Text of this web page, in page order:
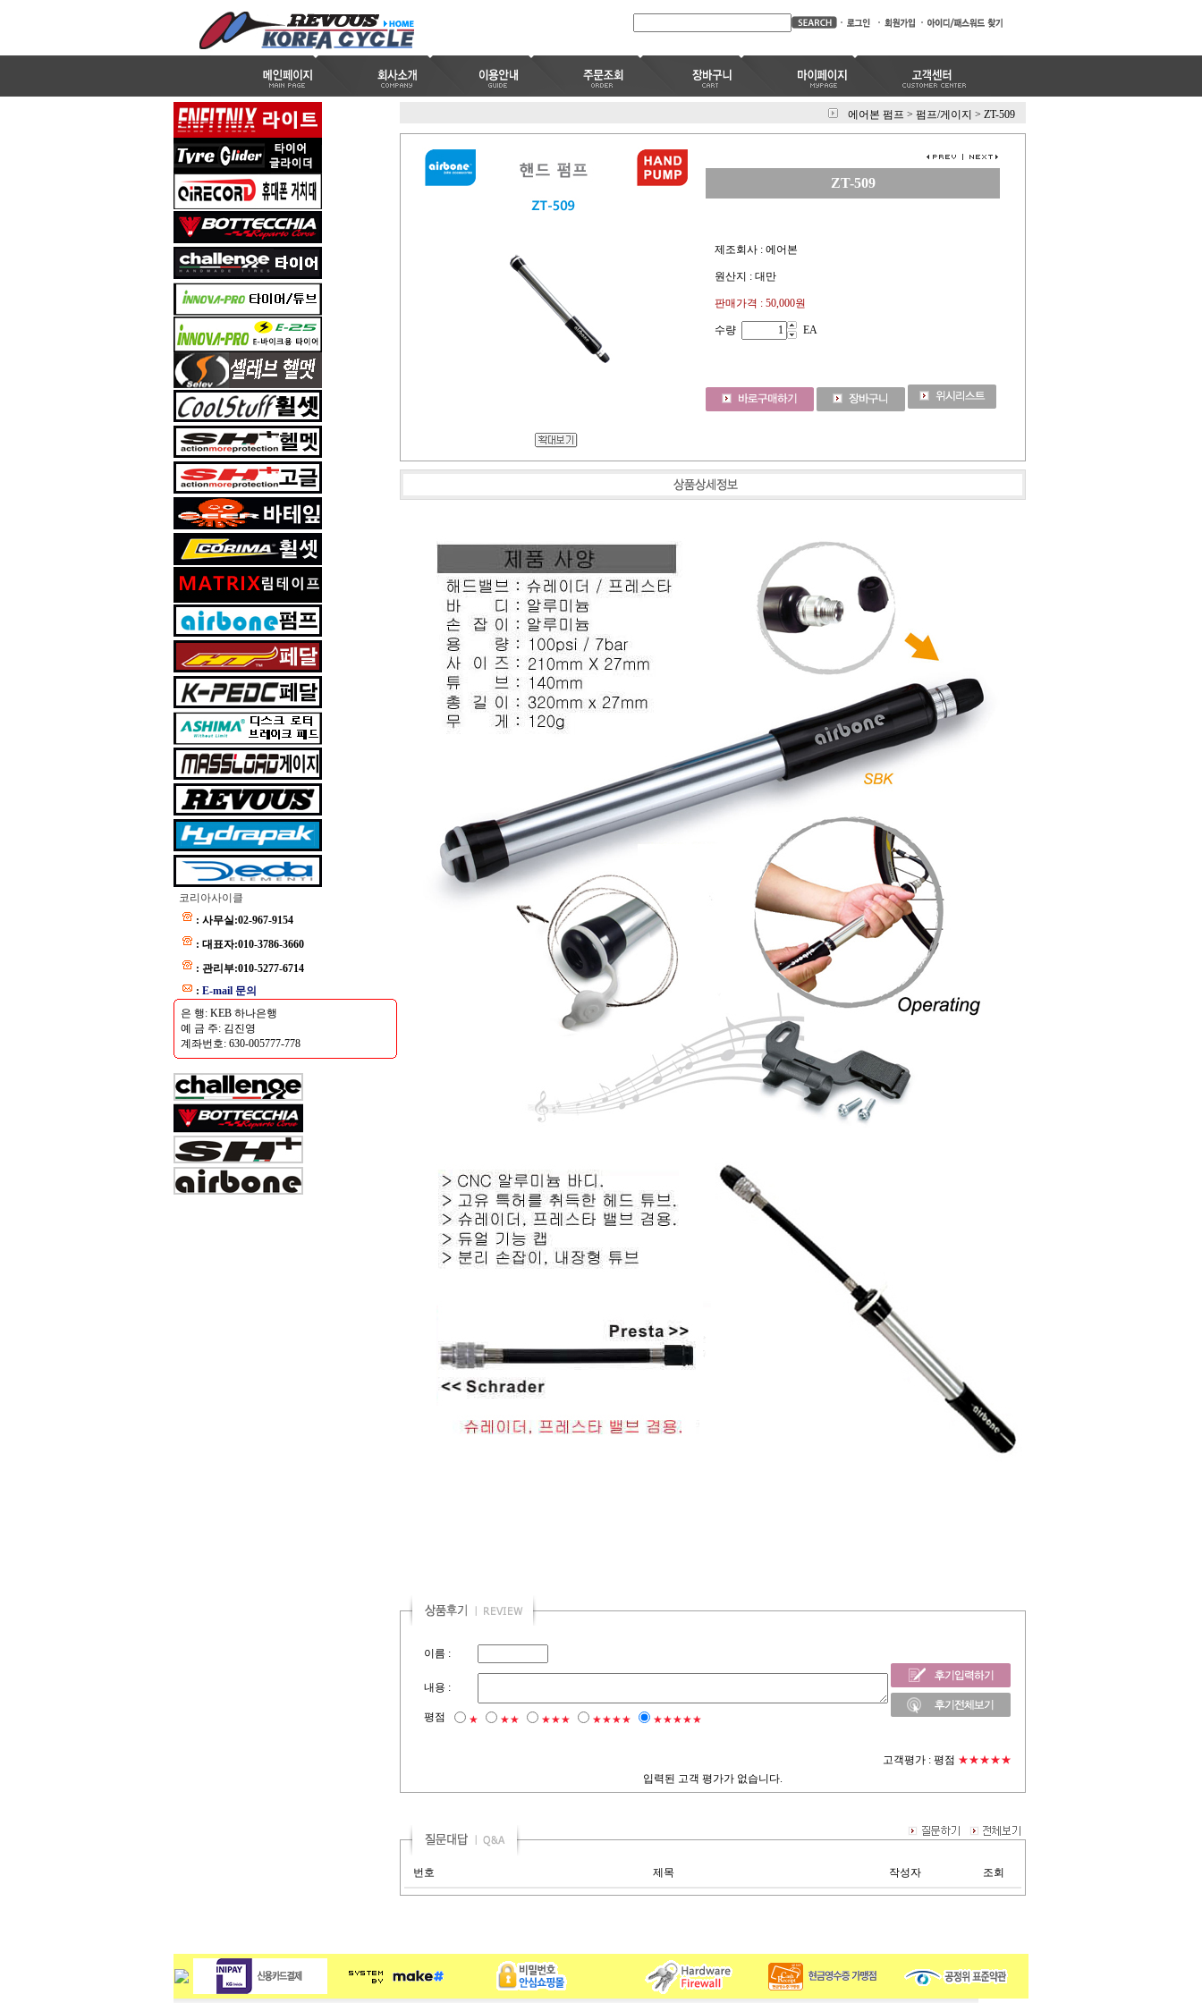
코리아사이클
: 사무실:02-967-9154
: 대표자:010-3786-3660
: 관리부:010-5277-6714
: E-mail 문의
은 행: KEB 하나은행
예 금 주: 김진영
계좌번호: 630-005777-778
에어본 펌프 > 펌프/게이지 > ZT-509
ZT-509
제조회사 : 에어본
원산지 : 대만
판매가격 : 50,000원
수량 EA
이름 :
내용 :
평점 ★ ★★ ★★★ ★★★★ ★★★★★
고객평가 : 평점 ★★★★★
입력된 고객 평가가 없습니다.
번호 제목 작성자 조회